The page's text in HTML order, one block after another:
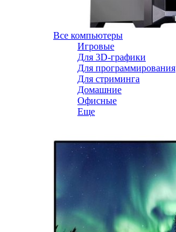
Все компьютеры
Игровые
Для 3D-графики
Для программирования
Для стриминга
Домашние
Офисные
Еще